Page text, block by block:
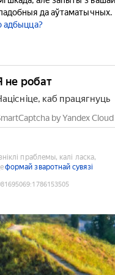
да аўтаматычных.
адбыцца?
не робат
каб працягнуць
by Yandex Cloud
праблемы, калі ласка,
формай зваротнай сувязі
:1786153505